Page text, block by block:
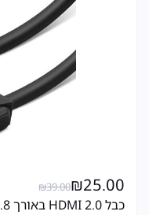
₪39.00₪25.00
כבל HDMI 2.0 באורך 1.8 מ' תומך 4K